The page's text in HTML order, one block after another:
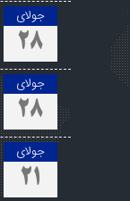
جولای
28
جولای
28
جولای
21